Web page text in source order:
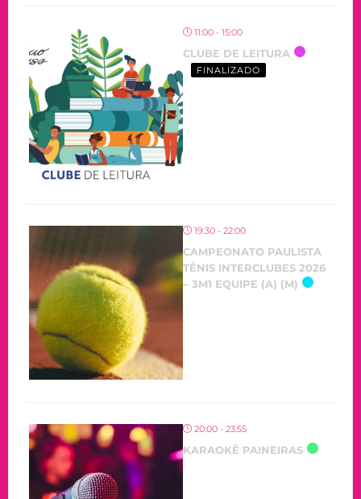
11:00 - 15:00
CLUBE DE LEITURA
FINALIZADO
19:30 - 22:00
CAMPEONATO PAULISTA
TÊNIS INTERCLUBES 2026
– 3M1 EQUIPE (A) (M)
20:00 - 23:55
KARAOKÊ PAINEIRAS